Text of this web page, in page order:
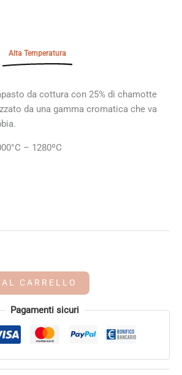
Alta Temperatura
da cottura con 25% di chamotte
da una gamma cromatica che va
– 1280ºC
CARRELLO
Pagamenti sicuri